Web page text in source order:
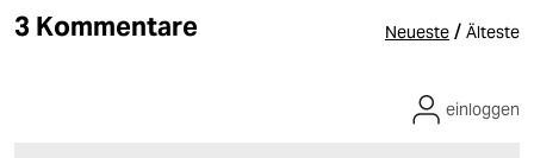
3 Kommentare Neueste / Älteste
einloggen